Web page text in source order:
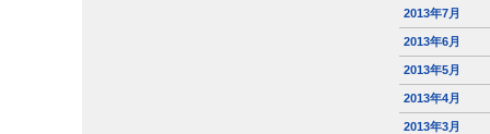
2013年7月
2013年6月
2013年5月
2013年4月
2013年3月